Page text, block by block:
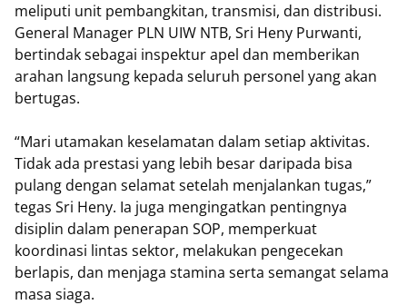
meliputi unit pembangkitan, transmisi, dan distribusi.
General Manager PLN UIW NTB, Sri Heny Purwanti,
bertindak sebagai inspektur apel dan memberikan
arahan langsung kepada seluruh personel yang akan
bertugas.
“Mari utamakan keselamatan dalam setiap aktivitas.
Tidak ada prestasi yang lebih besar daripada bisa
pulang dengan selamat setelah menjalankan tugas,”
tegas Sri Heny. Ia juga mengingatkan pentingnya
disiplin dalam penerapan SOP, memperkuat
koordinasi lintas sektor, melakukan pengecekan
berlapis, dan menjaga stamina serta semangat selama
masa siaga.